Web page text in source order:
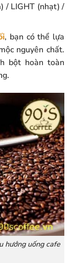
/ LIGHT (nhạt) /
, bạn có thể lựa
nguyên chất.
bột hoàn toàn
hướng uống cafe